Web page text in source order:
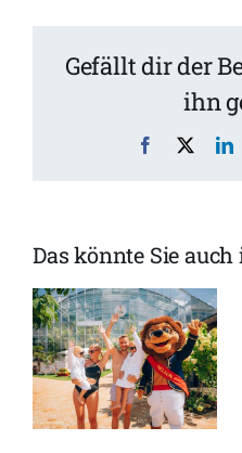
Gefällt dir der
ihn
Facebook
X
Das könnte Sie auch
Saison-
Finale: Im
fährt
„Tschitti
Tschitti